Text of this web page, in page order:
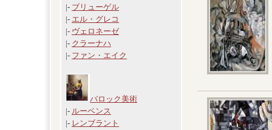
|- ブリューゲル
|- エル・グレコ
|- ヴェロネーゼ
|- クラーナハ
|- ファン・エイク
バロック美術
|- ルーベンス
|- レンブラント